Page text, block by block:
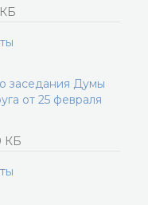
КБ
заседания Думы
от 25 февраля
КБ